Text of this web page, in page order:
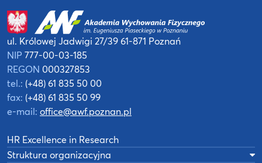
ul. Królowej Jadwigi 27/3961-871 Poznań
NIP 777-00-03-185
REGON 000327853
tel.: (+48) 61 835 50 00
fax: (+48) 61 835 50 99
e-mail: office@awf.poznan.pl
HR Excellence in Research
Struktura organizacyjna